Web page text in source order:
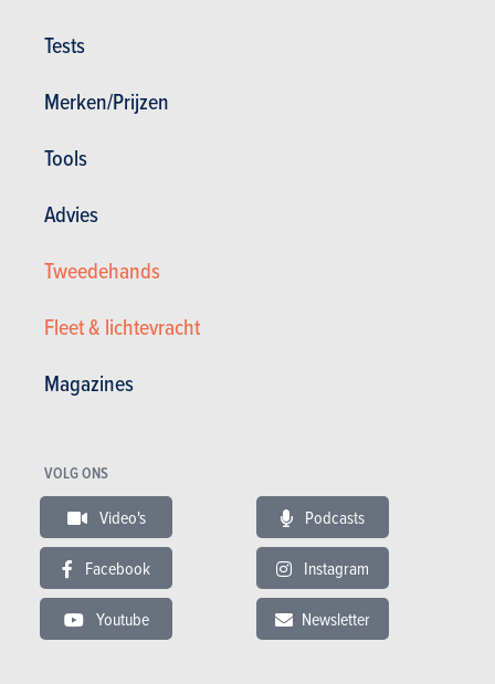
Tests
Merken/Prijzen
Tools
Advies
Tweedehands
Fleet & lichtevracht
Magazines
VOLG ONS
Video's Podcasts
Facebook Instagram
Youtube Newsletter
31.500 €
190 pk
13.500 €
04/2011
190 pk
Garantie : 12 maand